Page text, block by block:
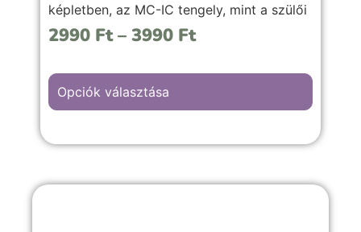
képletben, az MC-IC tengely, mint a szülői
tengelyt az egyes jegyekben, továbbá a
házak, fényszögek) kiemelten a kihívást
jelentő fényszögkapcsolatokat.
2990 Ft – 3990 Ft
Opciók választása